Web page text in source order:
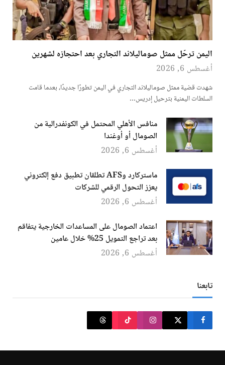
اليمن ترحّل ممثل صوماليلاند التجاري بعد احتجازه لشهرين
أغسطس 6, 2026
شهدت قضية ممثل صوماليلاند التجاري في اليمن تطورًا جديدًا، بعدما قامت
السلطات اليمنية بترحيل إدريس…
منافس الأهلي المحتمل في الكونفدرالية من
الصومال أو أوغندا
أغسطس 6, 2026
ماستركارد وAFS تطلقان تطبيق دفع إلكتروني
يعزز التحول الرقمي للشركات
أغسطس 6, 2026
اعتماد الصومال على المساعدات الخارجية يتفاقم
بعد تراجع التمويل 25% خلال عامين
أغسطس 6, 2026
تابعنا